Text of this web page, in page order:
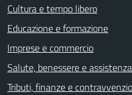
Cultura e tempo libero
Educazione e formazione
Imprese e commercio
Salute, benessere e assistenza
Tributi, finanze e